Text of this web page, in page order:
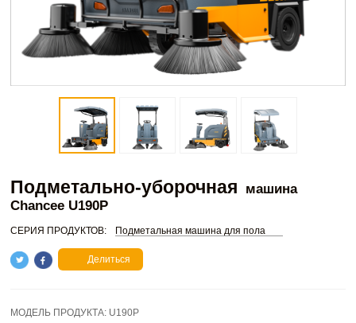
Подметально-уборочная
машина
Chancee U190P
СЕРИЯ ПРОДУКТОВ: Подметальная машина для пола
Делиться
МОДЕЛЬ ПРОДУКТА: U190P